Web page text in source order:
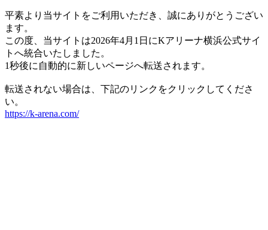
平素より当サイトをご利用いただき、誠にありがとうござい
ます。
この度、当サイトは2026年4月1日にKアリーナ横浜公式サイ
トへ統合いたしました。
1秒後に自動的に新しいページへ転送されます。
転送されない場合は、下記のリンクをクリックしてくださ
い。
https://k-arena.com/